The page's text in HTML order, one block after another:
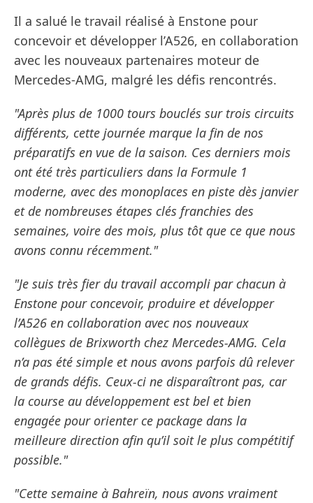
Il a salué le travail réalisé à Enstone pour
concevoir et développer l’A526, en collaboration
avec les nouveaux partenaires moteur de
Mercedes-AMG, malgré les défis rencontrés.
"Après plus de 1000 tours bouclés sur trois circuits
différents, cette journée marque la fin de nos
préparatifs en vue de la saison. Ces derniers mois
ont été très particuliers dans la Formule 1
moderne, avec des monoplaces en piste dès janvier
et de nombreuses étapes clés franchies des
semaines, voire des mois, plus tôt que ce que nous
avons connu récemment."
"Je suis très fier du travail accompli par chacun à
Enstone pour concevoir, produire et développer
l’A526 en collaboration avec nos nouveaux
collègues de Brixworth chez Mercedes-AMG. Cela
n’a pas été simple et nous avons parfois dû relever
de grands défis. Ceux-ci ne disparaîtront pas, car
la course au développement est bel et bien
engagée pour orienter ce package dans la
meilleure direction afin qu’il soit le plus compétitif
possible."
"Cette semaine à Bahreïn, nous avons vraiment